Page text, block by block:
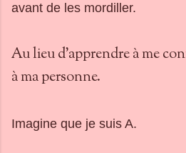
avant de les mordiller.
Au lieu d'apprendre à me
à ma personne.
Imagine que je suis A.